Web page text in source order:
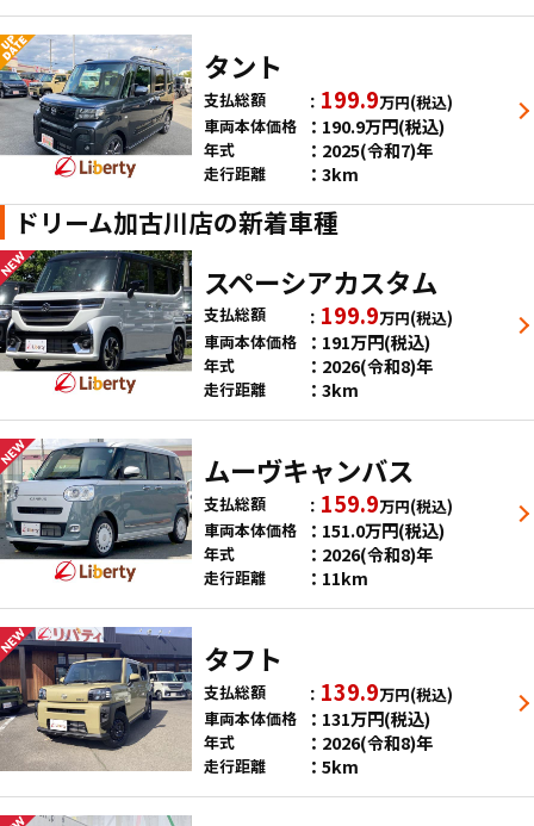
タント
支払総額 199.9万円(税込)
車両本体価格
190.9万円(税込)
年式 2025(令和7)年
走行距離 3km
ドリーム加古川店の新着車種
スペーシアカスタム
支払総額 199.9万円(税込)
車両本体価格
191万円(税込)
年式 2026(令和8)年
走行距離 3km
ムーヴキャンバス
支払総額 159.9万円(税込)
車両本体価格
151.0万円(税込)
年式 2026(令和8)年
走行距離 11km
タフト
支払総額 139.9万円(税込)
車両本体価格
131万円(税込)
年式 2026(令和8)年
走行距離 5km